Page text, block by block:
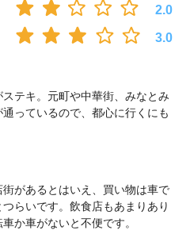
2.0
3.0
テキ。元町や中華街、みなとみ
っているので、都心に行くにも
があるとはいえ、買い物は車で
らいです。飲食店もあまりあり
か車がないと不便です。